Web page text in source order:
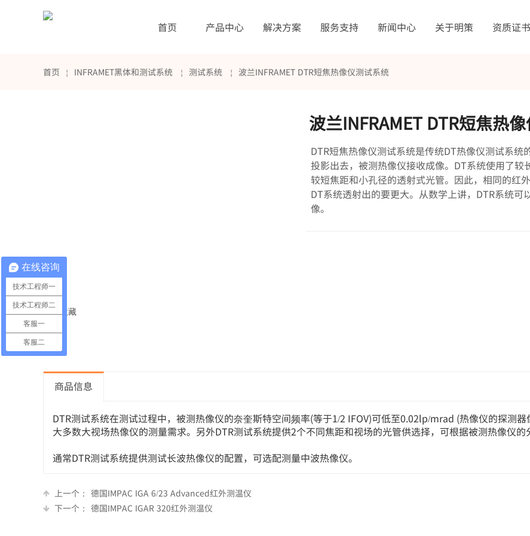
首页 ￤ INFRAMET黑体和测试系统 ￤ 测试系统 ￤ 波兰INFRAMET DTR短焦热像仪测试系统
❤ 收藏
波兰INFRAMET DTR短焦热
DTR短焦热像仪测试系统是传统DT热像仪测试系
投影出去，被测热像仪接收成像。DT系统使用了
较短焦距和小孔径的透射式光管。因此，相同的红
DT系统透射出的要更大。从数学上讲，DTR系统
像。
商品信息
DTR测试系统在测试过程中，被测热像仪的奈奎斯特空间频率(等于1/2 IFOV)可低至0.02lp/mrad (热像仪的探测
大多数大视场热像仪的测量需求。另外DTR测试系统提供2个不同焦距和视场的光管供选择，可根据被测热像仪
通常DTR测试系统提供测试长波热像仪的配置，可选配测量中波热像仪。
上一个： 德国IMPAC IGA 6/23 Advanced红外测温仪
下一个： 德国IMPAC IGAR 320红外测温仪
首页 产品中心 解决方案 服务支持 新闻中心 关于明策 资质证书
在线咨询
技术工程师一
技术工程师二
客服一
客服二